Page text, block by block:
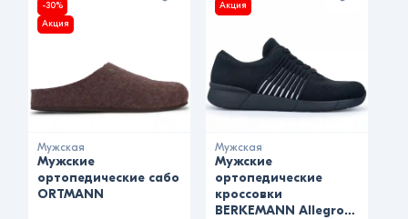
-30%
Акция
Мужская
Мужские
ортопедические сабо
ORTMANN
Акция
Мужская
Мужские
ортопедические
кроссовки
BERKEMANN Allegro-